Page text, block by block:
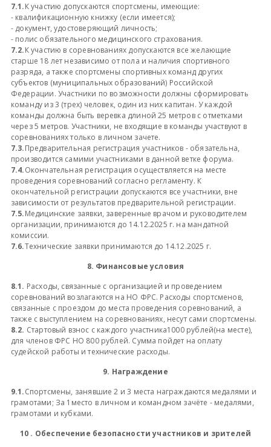
7.1.К участию допускаются спортсмены, имеющие:
- квалификационную книжку (если имеется);
- документ, удостоверяющий личность;
- полис обязательного медицинского страхования.
7.2.К участию в соревнованиях допускаются все желающие
старше 18 лет независимо от пола и наличия спортивного
разряда, а также спортсмены спортивных команд других
субъектов (муниципальных образований) Российской
Федерации. Участники по возможности должны сформировать
команду из 3 (трех) человек, один из них капитан. У каждой
команды должна быть веревка длиной 25 метров с отметками
через 5 метров. Участники, не входящие в команды участвуют в
соревнованиях только в личном зачете.
7.3.Предварительная регистрация участников - обязательна,
производится самими участниками в данной ветке форума.
7.4.Окончательная регистрация осуществляется на месте
проведения соревнований согласно регламенту. К
окончательной регистрации допускаются все участники, вне
зависимости от результатов предварительной регистрации.
7.5.Медицинские заявки, заверенные врачом и руководителем
организации, принимаются до 14.12.2025 г. на мандатной
комиссии.
7.6.Технические заявки принимаются до 14.12.2025 г.
8. Финансовые условия
8.1. Расходы, связанные с организацией и проведением
соревнований возлагаются на НО ФРС. Расходы спортсменов,
связанные с проездом до места проведения соревнований, а
также с выступлением на соревнованиях, несут сами спортсмены.
8.2. Стартовый взнос с каждого участника1000 рублей(на месте),
для членов ФРС НО 800 рублей. Сумма пойдет на оплату
судейской работы и технические расходы.
9. Награждение
9.1.Спортсмены, занявшие 2 и 3 места награждаются медалями и
грамотами; За 1место в личном и командном зачёте - медалями,
грамотами и кубками.
10 . Обеспечение безопасности участников и зрителей